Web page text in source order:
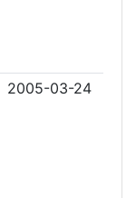
2005-03-24